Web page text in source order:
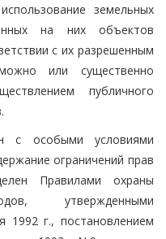
земельных
на них объектов
с их разрешенным
или существенно
публичного
с особыми условиями
ограничений прав
Правилами охраны
утвержденными
1992 г., постановлением